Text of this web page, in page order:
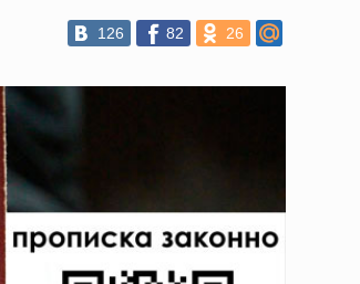
126 82 26